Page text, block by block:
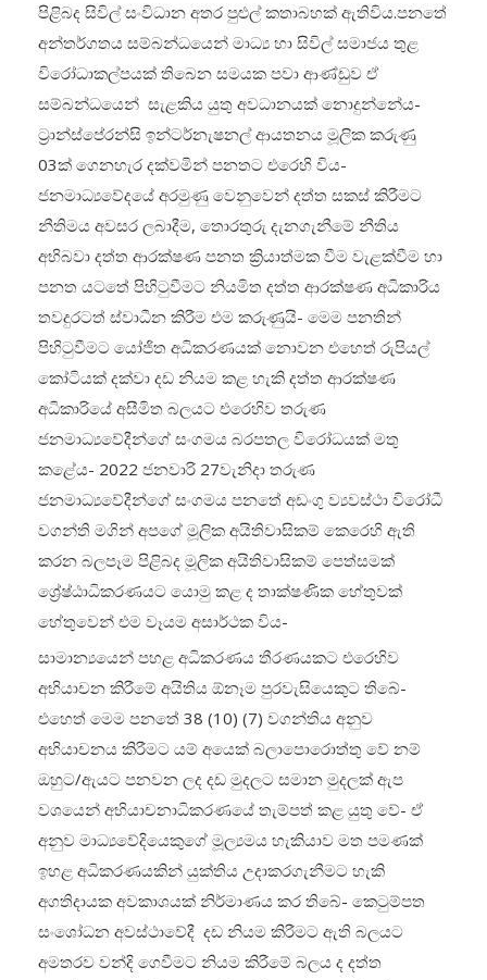
පිළිබද සිවිල් සංවිධාන අතර පුළුල් කතාබහක් ඇතිවිය.පනතේ
අන්තර්ගතය සම්බන්ධයෙන් මාධ්‍ය හා සිවිල් සමාජය තුළ
විරෝධාකල්පයක් තිබෙන සමයක පවා ආණ්ඩුව ඒ
සම්බන්ධයෙන් සැළකිය යුතු අවධානයක් නොදුන්නේය-
ට්‍රාන්ස්පේරන්සි ඉන්ටර්නැෂනල් ආයතනය මූලික කරුණු
03ක් ගෙනහැර දක්වමින් පනතට එරෙහි විය-
ජනමාධ්‍යවේදයේ අරමුණු වෙනුවෙන් දත්ත සකස් කිරීමට
නීතිමය අවසර ලබාදීම, තොරතුරු දැනගැනීමේ නීතිය
අභිබවා දත්ත ආරක්ෂණ පනත ක්‍රියාත්මක වීම වැළක්වීම හා
පනත යටතේ පිහිටුවීමට නියමිත දත්ත ආරක්ෂණ අධිකාරිය
තවදුරටත් ස්වාධීන කිරීම එම කරුණුයි- මෙම පනතින්
පිහිටුවීමට යෝජිත අධිකරණයක් නොවන එහෙත් රුපියල්
කෝටියක් දක්වා දඩ නියම කළ හැකි දත්ත ආරක්ෂණ
අධිකාරියේ අසීමිත බලයට එරෙහිව තරුණ
ජනමාධ්‍යවේදීන්ගේ සංගමය බරපතල විරෝධයක් මතු
කළේය- 2022 ජනවාරි 27වැනිදා තරුණ
ජනමාධ්‍යවේදීන්ගේ සංගමය පනතේ අඩංගු ව්‍යවස්ථා විරෝධී
වගන්ති මගින් අපගේ මූලික අයිතිවාසිකම් කෙරෙහි ඇති
කරන බලපෑම පිළිබද මූලික අයිතිවාසිකම් පෙත්සමක්
ශ්‍රේෂ්ඨාධිකරණයට යොමු කළ ද තාක්ෂණික හේතුවක්
හේතුවෙන් එම වෑයම අසාර්ථක විය-
සාමාන්‍යයෙන් පහළ අධිකරණය තීරණයකට එරෙහිව
අභියාචන කිරීමේ අයිතිය ඕනෑම පුරවැසියෙකුට තිබේ-
එහෙත් මෙම පනතේ 38 (10) (7) වගන්තිය අනුව
අභියාචනය කිරීමට යම් අයෙක් බලාපොරොත්තු වේ නම්
ඔහුට/ඇයට පනවන ලද දඩ මුදලට සමාන මුදලක් ඇප
වශයෙන් අභියාචනාධිකරණයේ තැම්පත් කළ යුතු වේ- ඒ
අනුව මාධ්‍යවේදියෙකුගේ මූල්‍යමය හැකියාව මත පමණක්
ඉහළ අධිකරණයකින් යුක්තිය උදාකරගැනීමට හැකි
අගතිදායක අවකාශයක් නිර්මාණය කර තිබේ- කෙටුම්පත
සංශෝධන අවස්ථාවේදී දඩ නියම කිරීමට ඇති බලයට
අමතරව වන්දි ගෙවීමට නියම කිරීමේ බලය ද දත්ත